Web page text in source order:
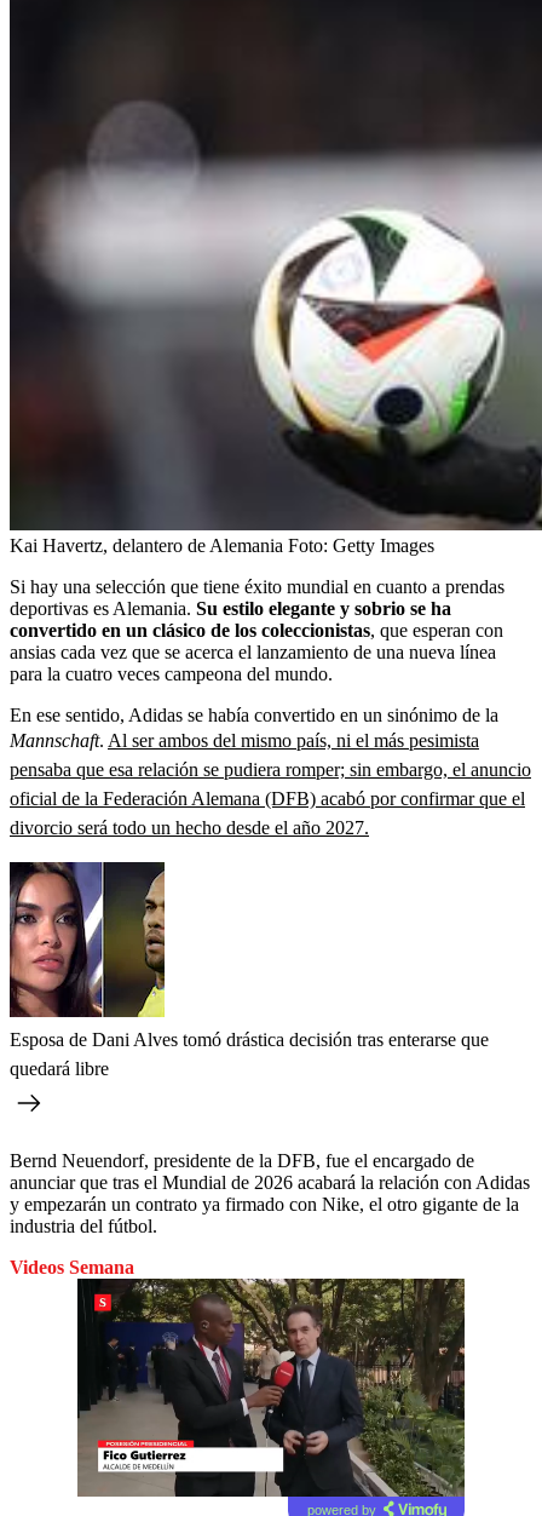
Kai Havertz, delantero de Alemania Foto: Getty Images
Si hay una selección que tiene éxito mundial en cuanto a prendas
deportivas es Alemania. Su estilo elegante y sobrio se ha
convertido en un clásico de los coleccionistas, que esperan con
ansias cada vez que se acerca el lanzamiento de una nueva línea
para la cuatro veces campeona del mundo.
En ese sentido, Adidas se había convertido en un sinónimo de la
Mannschaft. Al ser ambos del mismo país, ni el más pesimista
pensaba que esa relación se pudiera romper; sin embargo, el anuncio
oficial de la Federación Alemana (DFB) acabó por confirmar que el
divorcio será todo un hecho desde el año 2027.
Esposa de Dani Alves tomó drástica decisión tras enterarse que
quedará libre
Bernd Neuendorf, presidente de la DFB, fue el encargado de
anunciar que tras el Mundial de 2026 acabará la relación con Adidas
y empezarán un contrato ya firmado con Nike, el otro gigante de la
industria del fútbol.
Videos Semana
powered by